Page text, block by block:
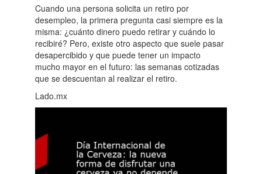
Cuando una persona solicita un retiro por
desempleo, la primera pregunta casi siempre es la
misma: ¿cuánto dinero puedo retirar y cuándo lo
recibiré? Pero, existe otro aspecto que suele pasar
desapercibido y que puede tener un impacto
mucho mayor en el futuro: las semanas cotizadas
que se descuentan al realizar el retiro.
Lado.mx